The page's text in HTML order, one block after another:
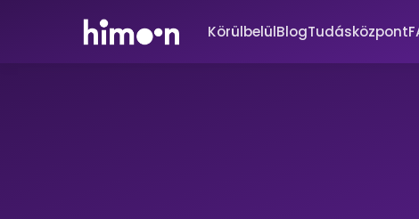
KörülbelülBlogTudásközpont